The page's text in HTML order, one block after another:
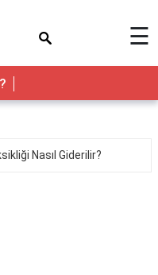
☰
Nasıl Giderilir?